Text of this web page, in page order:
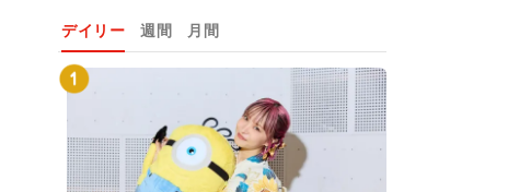
デイリー 週間 月間